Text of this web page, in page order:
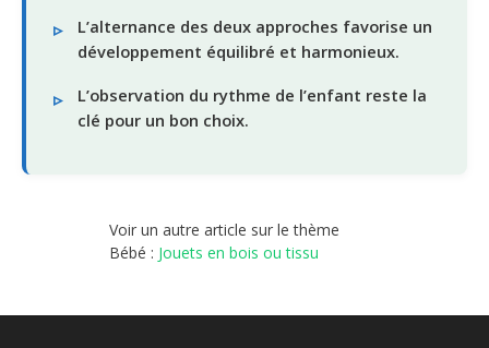
L’alternance des deux approches favorise un
développement équilibré et harmonieux.
L’observation du rythme de l’enfant reste la
clé pour un bon choix.
Voir un autre article sur le thème
Bébé : Jouets en bois ou tissu